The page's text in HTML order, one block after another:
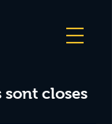
closes